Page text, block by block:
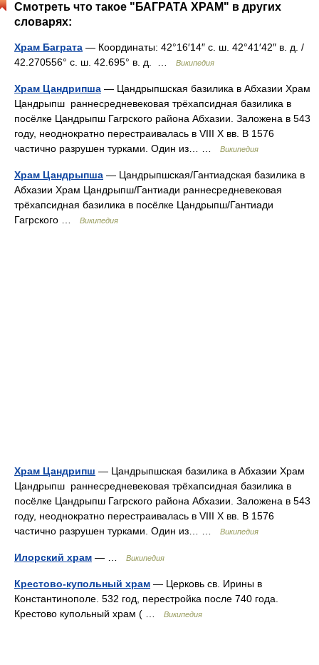
Смотреть что такое "БАГРАТА ХРАМ" в других
словарях:
Храм Баграта — Координаты: 42°16′14″ с. ш. 42°41′42″ в. д. /
42.270556° с. ш. 42.695° в. д. …
Википедия
Храм Цандрипша — Цандрыпшская базилика в Абхазии Храм
Цандрыпш раннесредневековая трёхапсидная базилика в
посёлке Цандрыпш Гагрского района Абхазии. Заложена в 543
году, неоднократно перестраивалась в VIII X вв. В 1576
частично разрушен турками. Один из… …
Википедия
Храм Цандрыпша — Цандрыпшская/Гантиадская базилика в
Абхазии Храм Цандрыпш/Гантиади раннесредневековая
трёхапсидная базилика в посёлке Цандрыпш/Гантиади
Гагрского …
Википедия
Храм Цандрипш — Цандрыпшская базилика в Абхазии Храм
Цандрыпш раннесредневековая трёхапсидная базилика в
посёлке Цандрыпш Гагрского района Абхазии. Заложена в 543
году, неоднократно перестраивалась в VIII X вв. В 1576
частично разрушен турками. Один из… …
Википедия
Илорский храм — … Википедия
Крестово-купольный храм — Церковь св. Ирины в
Константинополе. 532 год, перестройка после 740 года.
Крестово купольный храм ( …
Википедия